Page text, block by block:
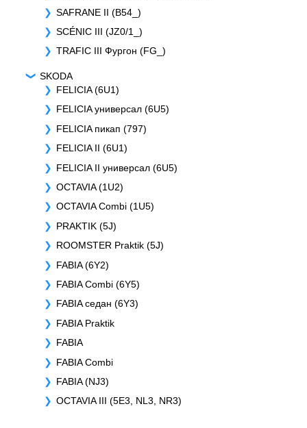
SAFRANE II (B54_)
SCÉNIC III (JZ0/1_)
TRAFIC III Фургон (FG_)
SKODA
FELICIA (6U1)
FELICIA универсал (6U5)
FELICIA пикап (797)
FELICIA II (6U1)
FELICIA II универсал (6U5)
OCTAVIA (1U2)
OCTAVIA Combi (1U5)
PRAKTIK (5J)
ROOMSTER Praktik (5J)
FABIA (6Y2)
FABIA Combi (6Y5)
FABIA седан (6Y3)
FABIA Praktik
FABIA
FABIA Combi
FABIA (NJ3)
OCTAVIA III (5E3, NL3, NR3)